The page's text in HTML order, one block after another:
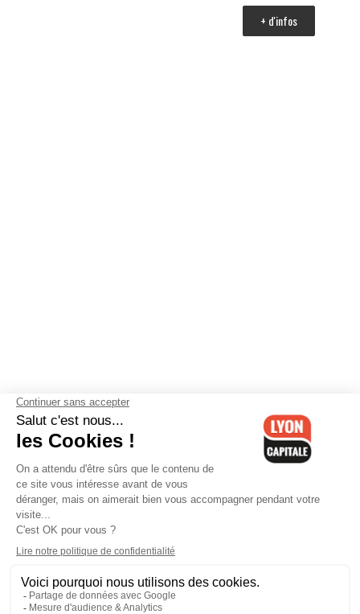
+ d'infos
Contactez-nous-Mentions légales-CGV-Politique de
confidentialité-Gestion des cookies